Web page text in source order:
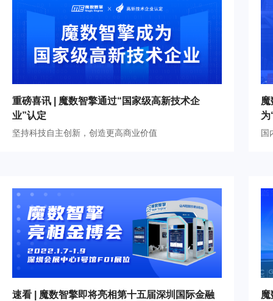
重磅喜讯 | 魔数智擎通过“国家级高新技术企
业”认定
坚持科技自主创新，创造更高商业价值
魔
为
国
速看 | 魔数智擎即将亮相第十五届深圳国际金融
魔